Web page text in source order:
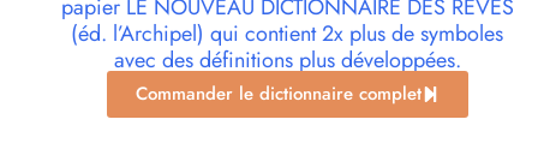
papier LE NOUVEAU DICTIONNAIRE DES RÊVES
(éd. l’Archipel) qui contient 2x plus de symboles
avec des définitions plus développées.
Commander le dictionnaire complet